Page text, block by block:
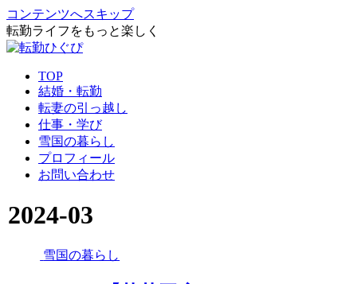
コンテンツへスキップ
転勤ライフをもっと楽しく
TOP
結婚・転勤
転妻の引っ越し
仕事・学び
雪国の暮らし
プロフィール
お問い合わせ
2024-03
雪国の暮らし